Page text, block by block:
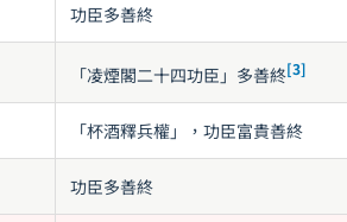
功臣多善終
「凌煙閣二十四功臣」多善終[3]
「杯酒釋兵權」，功臣富貴善終
功臣多善終